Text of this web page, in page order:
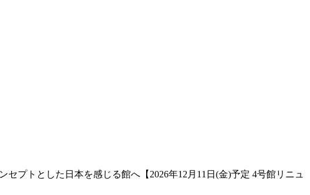
プトとした日本を感じる館へ【2026年12月11日(金)予定 4号館リニュ